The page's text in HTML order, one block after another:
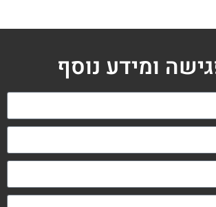
ומידע נוסף